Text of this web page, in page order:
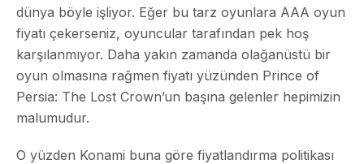
dünya böyle işliyor. Eğer bu tarz oyunlara AAA oyun
fiyatı çekerseniz, oyuncular tarafından pek hoş
karşılanmıyor. Daha yakın zamanda olağanüstü bir
oyun olmasına rağmen fiyatı yüzünden Prince of
Persia: The Lost Crown’un başına gelenler hepimizin
malumudur.
O yüzden Konami buna göre fiyatlandırma politikası